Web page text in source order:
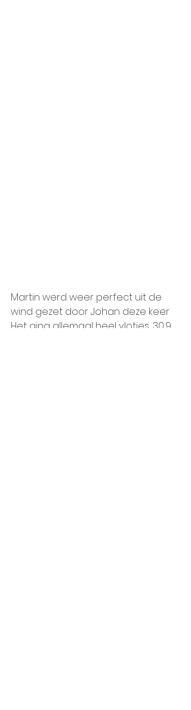
Martin werd weer perfect uit de
wind gezet door Johan deze keer
Het ging allemaal heel vlotjes, 30,9